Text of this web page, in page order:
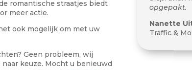
romantische straatjes biedt
meer actie.
ook mogelijk om met uw
Geen probleem, wij
keuze. Mocht u benieuwd
opgepakt.
Nanette
Traffic &